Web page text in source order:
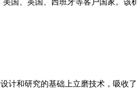
计和研究的基础上立磨技术，吸